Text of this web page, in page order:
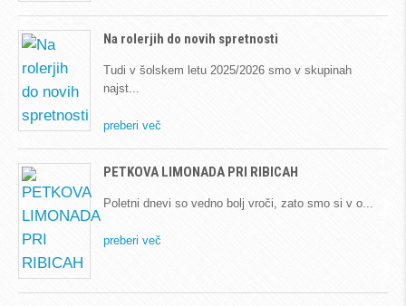
Na rolerjih do novih spretnosti
Tudi v šolskem letu 2025/2026 smo v skupinah
najst
preberi več
PETKOVA LIMONADA PRI RIBICAH
Poletni dnevi so vedno bolj vroči, zato smo si v o
preberi več